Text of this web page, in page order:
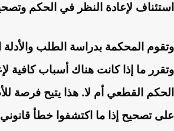
استئناف لإعادة النظر في الحكم
وتقوم المحكمة بدراسة الطلب والأدلة
وتقرر ما إذا كانت هناك أسباب كافية
الحكم القطعي أم لا. هذا يتيح فرصة
على تصحيح إذا ما اكتشفوا خطأ